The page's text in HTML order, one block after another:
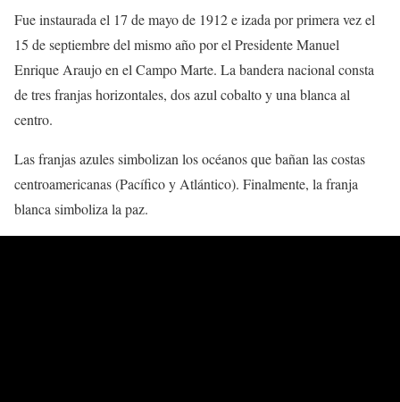
Fue instaurada el 17 de mayo de 1912 e izada por primera vez el
15 de septiembre del mismo año por el Presidente Manuel
Enrique Araujo en el Campo Marte. La bandera nacional consta
de tres franjas horizontales, dos azul cobalto y una blanca al
centro.
Las franjas azules simbolizan los océanos que bañan las costas
centroamericanas (Pacífico y Atlántico). Finalmente, la franja
blanca simboliza la paz.